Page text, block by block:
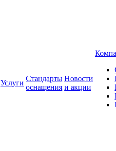
Услуги
Стандарты
оснащения
Новости
и акции